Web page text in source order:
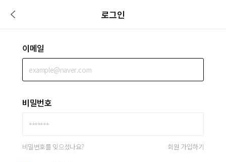
로그인
이메일
비밀번호
비밀번호를 잊으셨나요? 회원 가입하기